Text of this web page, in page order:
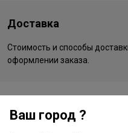
Доставка
Стоимость и способы
оформлении заказа.
Ваш город ?